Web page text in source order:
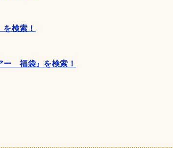
検索！
ー 福袋』を検索！